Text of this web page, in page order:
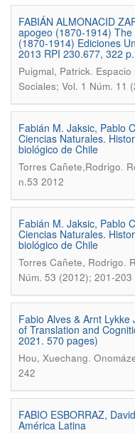
FABIÁN ALMONACID
apogeo (1870-1914)
(1870-1914) Ediciones
2013 RPI 230.677, 322 p.
Puigmal, Patrick. Espacio
Sociales; Vol. 1 Núm. 11
Fabián M. Jaksic, Pablo
Ciencias Naturales.
biológico de Chile
Torres Cañete,Rodrigo.
n.53 2012
Fabián M. Jaksic, Pablo
Ciencias Naturales.
biológico de Chile
Torres Cañete, Rodrigo.
Núm. 53 (2012); 201-203
Fabio Alves & Arnt
of Translation and
2021. 570 pages)
Hou, Xuechang.
242
FABIO ESBORRAZ,
América Latina